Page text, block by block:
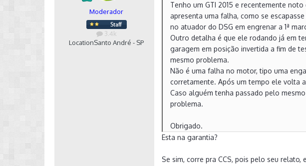
Moderador
3.4k
LocationSanto André - SP
Tenho um GTI 2015 e recentemente
apresenta uma falha, como se
no atuador do DSG em engrenar a 1ª
Outro detalha é que ele rodando já em
garagem em posição invertida a fim de
mesmo problema.
Não é uma falha no motor, tipo uma
corretamente. Após um tempo ele volta
Caso alguém tenha passado pelo
problema.
Obrigado.
Esta na garantia?
Se sim, corre pra CCS, pois pelo seu